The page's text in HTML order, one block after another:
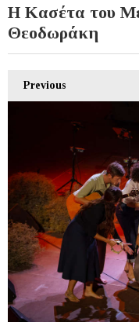
H Kασέτα του
Θεοδωράκη
Previous